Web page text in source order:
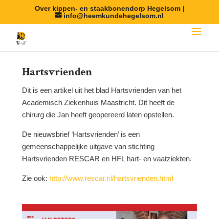
Over kippen- en staakbonendorp Hegelsom |
info@heemkundehegelsom.nl
Hartsvrienden
Dit is een artikel uit het blad Hartsvrienden van het
Academisch Ziekenhuis Maastricht. Dit heeft de
chirurg die Jan heeft geopereerd laten opstellen.
De nieuwsbrief ‘Hartsvrienden’ is een
gemeenschappelijke uitgave van stichting
Hartsvrienden RESCAR en HFL hart- en vaatziekten.
Zie ook: http://www.rescar.nl/hartsvrienden.html